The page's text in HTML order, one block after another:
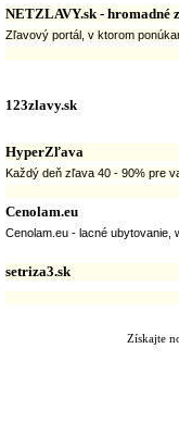
NETZLAVY.sk - hromadné
Zľavový portál, v ktorom
123zlavy.sk
HyperZľava
Každý deň zľava 40 - 90% pre
Cenolam.eu
Cenolam.eu - lacné ubytovanie,
setriza3.sk
Získajte